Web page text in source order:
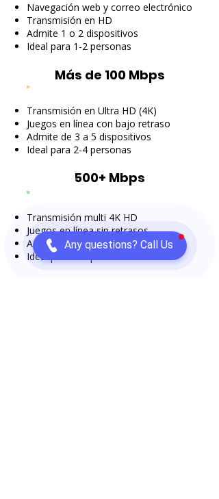
Any questions? Call Us
Navegación web y correo electrónico
Transmisión en HD
Admite 1 o 2 dispositivos
Ideal para 1-2 personas
Más de 100 Mbps
Transmisión en Ultra HD (4K)
Juegos en línea con bajo retraso
Admite de 3 a 5 dispositivos
Ideal para 2-4 personas
500+ Mbps
Transmisión multi 4K HD
Juegos en línea sin retrasos
Admite de 5 a 10 dispositivos
Ideal para 2-8 personas